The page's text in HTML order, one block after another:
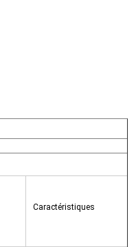
Caractéristiques